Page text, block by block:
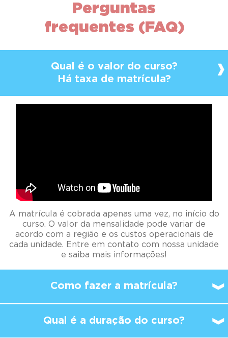
Perguntas
frequentes (FAQ)
Qual é o valor do curso?
Há taxa de matrícula?
A matrícula é cobrada apenas uma vez, no início do
curso. O valor da mensalidade pode variar de
acordo com a região e os custos operacionais de
cada unidade. Entre em contato com nossa unidade
e saiba mais informações!
Como fazer a matrícula?
Qual é a duração do curso?